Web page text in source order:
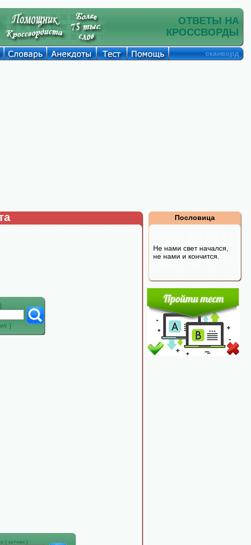
ОТВЕТЫ НА
КРОССВОРДЫ
сканворд
)
( за+ник )
Пословица
Не нами свет начался,
не нами и кончится.